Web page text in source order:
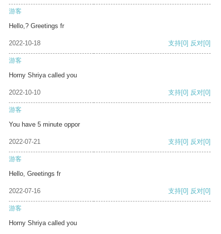
游客
Hello,? Greetings fr
2022-10-18 支持[0] 反对[0]
游客
Horny Shriya called you
2022-10-10 支持[0] 反对[0]
游客
You have 5 minute oppor
2022-07-21 支持[0] 反对[0]
游客
Hello, Greetings fr
2022-07-16 支持[0] 反对[0]
游客
Horny Shriya called you